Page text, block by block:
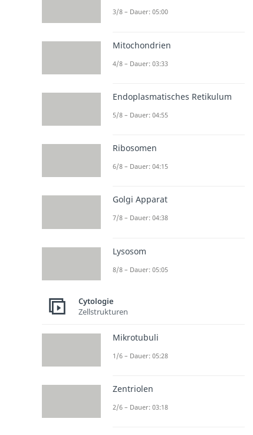
3/8 – Dauer: 05:00
Mitochondrien
4/8 – Dauer: 03:33
Endoplasmatisches Retikulum
5/8 – Dauer: 04:55
Ribosomen
6/8 – Dauer: 04:15
Golgi Apparat
7/8 – Dauer: 04:38
Lysosom
8/8 – Dauer: 05:05
Cytologie
Zellstrukturen
Mikrotubuli
1/6 – Dauer: 05:28
Zentriolen
2/6 – Dauer: 03:18